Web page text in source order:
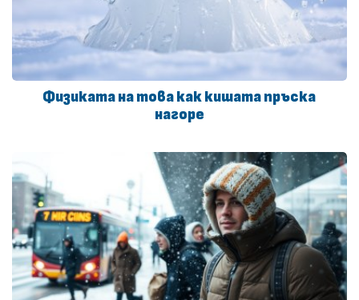
Физиката на това как кишата пръска
нагоре